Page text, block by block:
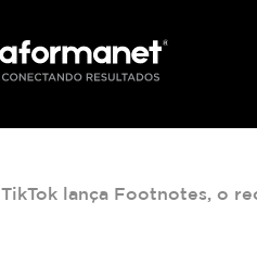
TikTok lança Footnotes, o